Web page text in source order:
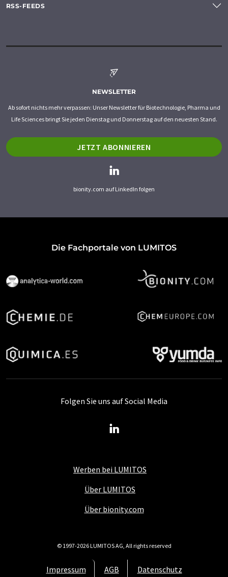
RSS-FEEDS
NEWSLETTER
Ab sofort nichts mehr verpassen: Unser Newsletter für Biotechnologie, Pharma und
Life Sciences bringt Sie jeden Dienstag und Donnerstag auf den neuesten Stand.
JETZT ABONNIEREN
bionity.com auf LinkedIn folgen
Die Fachportale von LUMITOS
Werben bei LUMITOS
Über LUMITOS
Über bionity.com
Impressum AGB Datenschutz
Folgen Sie uns auf Social Media
© 1997-2026 LUMITOS AG, All rights reserved